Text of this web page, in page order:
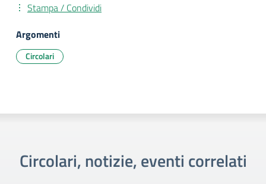
Stampa / Condividi
Argomenti
Circolari
Circolari, notizie, eventi correlati